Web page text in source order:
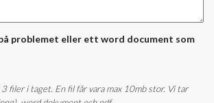
problemet eller ett word document som
3 filer i taget. En fil får vara max 10mb stor. Vi tar